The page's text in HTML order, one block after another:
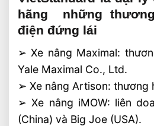
hãng những
điện đứng lái
➢ Xe nâng Maximal:
Yale Maximal Co., Ltd.
➢ Xe nâng Artison: thương
➢ Xe nâng iMOW: liên
(China) và Big Joe (USA).